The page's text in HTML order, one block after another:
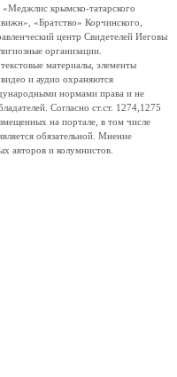
крымско-татарского
«Братство» Корчинского,
центр Свидетелей Иеговы
организации.
материалы, элементы
и аудио охраняются
нормами права и не
Согласно ст.ст. 1274,1275
на портале, в том числе
обязательной. Мнение
авторов и колумнистов.